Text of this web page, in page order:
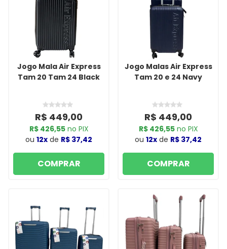
Jogo Mala Air Express
Tam 20 Tam 24 Black
R$ 449,00
R$ 426,55no PIX
ou 12x de R$ 37,42
COMPRAR
Jogo Malas Air Express
Tam 20 e 24 Navy
R$ 449,00
R$ 426,55no PIX
ou 12x de R$ 37,42
COMPRAR